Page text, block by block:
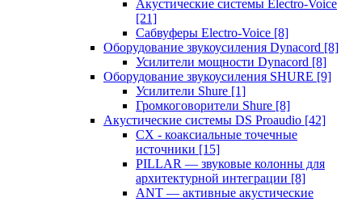
Акустические системы Electro-Voice
[21]
Сабвуферы Electro-Voice [8]
Оборудование звукоусиления Dynacord [8]
Усилители мощности Dynacord [8]
Оборудование звукоусиления SHURE [9]
Усилители Shure [1]
Громкоговорители Shure [8]
Акустические системы DS Proaudio [42]
CX - коаксиальные точечные
источники [15]
PILLAR — звуковые колонны для
архитектурной интеграции [8]
ANT — активные акустические